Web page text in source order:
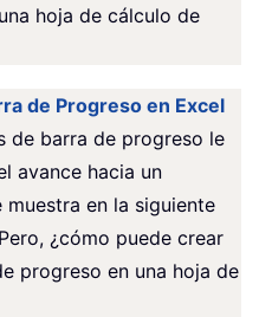
hoja de cálculo de
de Progreso en Excel
de barra de progreso le
avance hacia un
en la siguiente
¿cómo puede crear
progreso en una hoja de